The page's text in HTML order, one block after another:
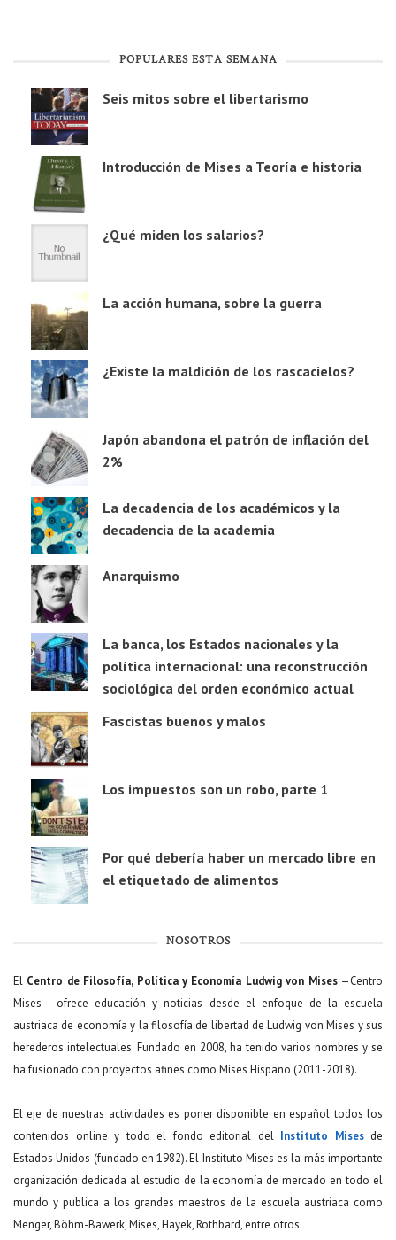
POPULARES ESTA SEMANA
Seis mitos sobre el libertarismo
Introducción de Mises a Teoría e historia
¿Qué miden los salarios?
La acción humana, sobre la guerra
¿Existe la maldición de los rascacielos?
Japón abandona el patrón de inflación del
2%
La decadencia de los académicos y la
decadencia de la academia
Anarquismo
La banca, los Estados nacionales y la
política internacional: una reconstrucción
sociológica del orden económico actual
Fascistas buenos y malos
Los impuestos son un robo, parte 1
Por qué debería haber un mercado libre en
el etiquetado de alimentos
NOSOTROS
El Centro de Filosofía, Política y Economía Ludwig von Mises—Centro
Mises— ofrece educación y noticias desde el enfoque de la escuela
austriaca de economía y la filosofía de libertad de Ludwig von Mises y sus
herederos intelectuales. Fundado en 2008, ha tenido varios nombres y se
ha fusionado con proyectos afines como Mises Hispano (2011-2018).
El eje de nuestras actividades es poner disponible en español todos los
contenidos online y todo el fondo editorial del Instituto Misesde
Estados Unidos (fundado en 1982). El Instituto Mises es la más importante
organización dedicada al estudio de la economía de mercado en todo el
mundo y publica a los grandes maestros de la escuela austriaca como
Menger, Böhm-Bawerk, Mises, Hayek, Rothbard, entre otros.